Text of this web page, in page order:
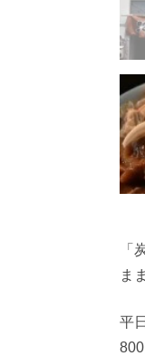
「
ま
平